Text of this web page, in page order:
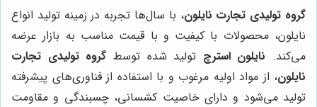
گروه تولیدی تجارت نایلون، با سال‌ها تجربه در زمینه تولید انواع
نایلون، محصولات با کیفیت و با قیمت مناسب به بازار عرضه
می‌کند. نایلون استرچ تولید شده توسط گروه تولیدی تجارت
نایلون، از مواد اولیه مرغوب و با استفاده از فناوری‌های پیشرفته
تولید می‌شود و دارای خاصیت کشسانی، چسبندگی و مقاومت